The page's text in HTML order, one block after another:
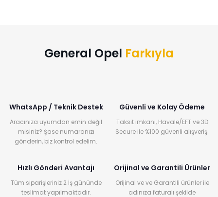
General Opel Farkıyla
WhatsApp / Teknik Destek
Aracınıza uyumdan emin değil
misiniz? Şase numaranızı
gönderin, biz kontrol edelim.
Güvenli ve Kolay Ödeme
Taksit imkanı, Havale/EFT ve 3D
Secure ile %100 güvenli alışveriş.
Hızlı Gönderi Avantajı
Tüm siparişleriniz 2 İş gününde
teslimat yapılmaktadır.
Orijinal ve Garantili Ürünler
Orijinal ve ve Garantili ürünler ile
adınıza faturalı şekilde